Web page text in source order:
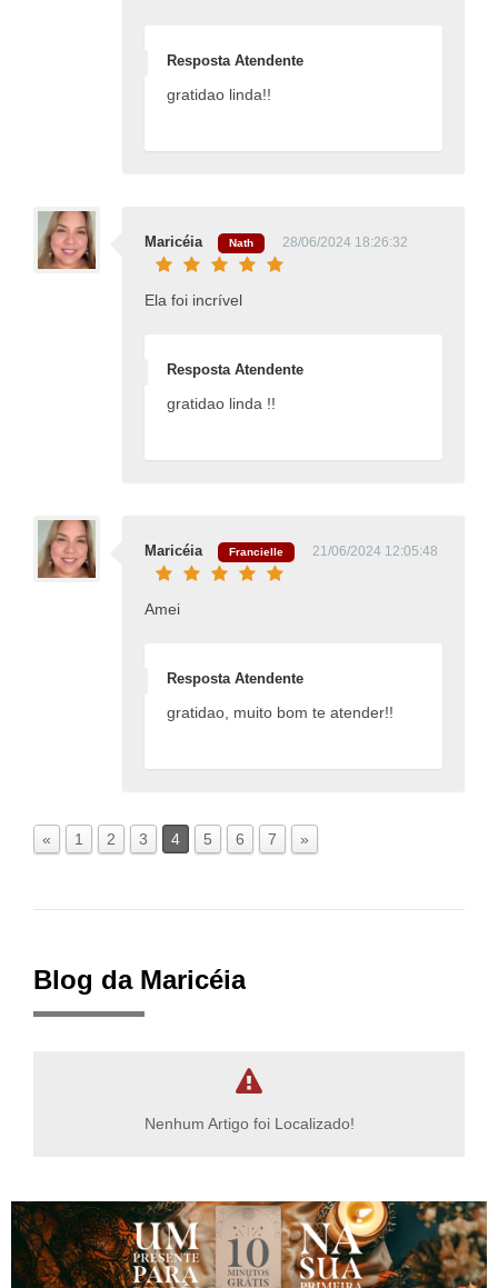
Resposta Atendente
gratidao linda!!
Maricéia Nath 28/06/2024 18:26:32
Ela foi incrível
Resposta Atendente
gratidao linda !!
Maricéia Francielle 21/06/2024 12:05:48
Amei
Resposta Atendente
gratidao, muito bom te atender!!
« 1 2 3 4 5 6 7 »
Blog da Maricéia
Nenhum Artigo foi Localizado!